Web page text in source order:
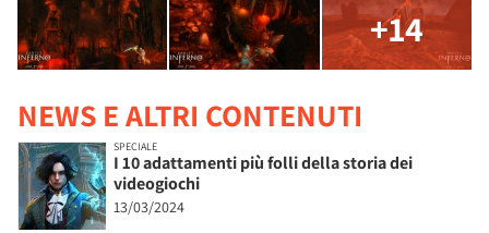
+14
NEWS E ALTRI CONTENUTI
SPECIALE
I 10 adattamenti più folli della storia dei
videogiochi
13/03/2024